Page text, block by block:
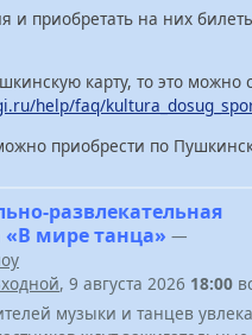
и приобретать на них
карту, то это можно
help/faq/
приобрести по
развлекательная
мире танца» —
, 9 августа 2026 18:00
музыки и танцев